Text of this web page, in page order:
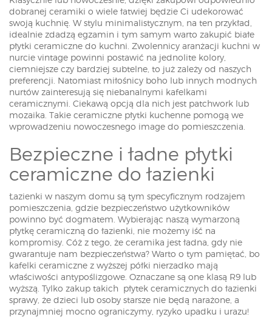
dobranej ceramiki o wiele łatwiej będzie Ci udekorować
swoją kuchnię. W stylu minimalistycznym, na ten przykład,
idealnie zdadzą egzamin i tym samym warto zakupić białe
płytki ceramiczne do kuchni. Zwolennicy aranżacji kuchni w
nurcie vintage powinni postawić na jednolite kolory,
ciemniejsze czy bardziej subtelne, to już zależy od naszych
preferencji. Natomiast miłośnicy boho lub innych modnych
nurtów zainteresują się niebanalnymi kafelkami
ceramicznymi. Ciekawą opcją dla nich jest patchwork lub
mozaika. Takie ceramiczne płytki kuchenne pomogą we
wprowadzeniu nowoczesnego image do pomieszczenia.
Bezpieczne i ładne płytki
ceramiczne do łazienki
Łazienki w naszym domu są tym specyficznym rodzajem
pomieszczenia, gdzie bezpieczeństwo użytkowników
powinno być dogmatem. Wybierając naszą wymarzoną
płytkę ceramiczną do łazienki, nie możemy iść na
kompromisy. Cóż z tego, że ceramika jest ładna, gdy nie
gwarantuje nam bezpieczeństwa? Warto o tym pamiętać, bo
kafelki ceramiczne z wyższej półki nierzadko mają
właściwości antypoślizgowe. Oznaczane są one klasą R9 lub
wyższą. Tylko zakup takich płytek ceramicznych do łazienki
sprawy, że dzieci lub osoby starsze nie będą narażone, a
przynajmniej mocno ograniczymy, ryzyko upadku i urazu!